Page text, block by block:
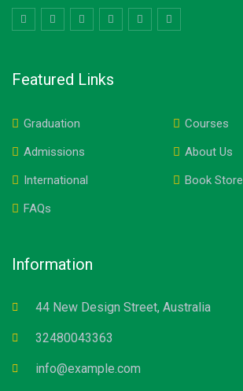
Featured Links
Graduation
Courses
Admissions
About Us
International
Book Store
FAQs
Information
44 New Design Street, Australia
32480043363
info@example.com